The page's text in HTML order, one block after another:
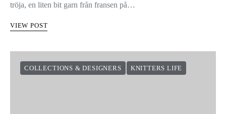
tröja, en liten bit garn från fransen på…
VIEW POST
COLLECTIONS & DESIGNERS KNITTERS LIFE